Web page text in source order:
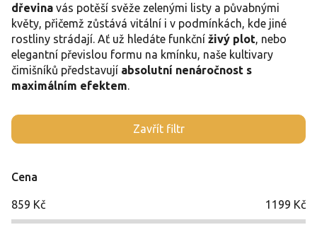
dřevina vás potěší svěže zelenými listy a půvabnými
květy, přičemž zůstává vitální i v podmínkách, kde jiné
rostliny strádají. Ať už hledáte funkční živý plot , nebo
elegantní převislou formu na kmínku, naše kultivary
čimišníků představují absolutní nenáročnost s
maximálním efektem
Zavřít filtr
Cena
859 Kč 1199 Kč
V
ý
s
p